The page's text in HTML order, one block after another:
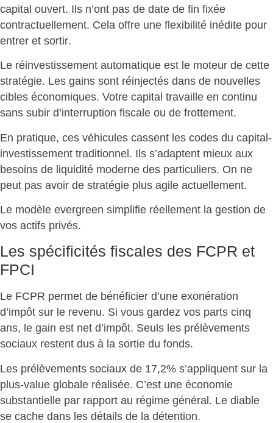
capital ouvert. Ils n’ont pas de date de fin fixée
contractuellement. Cela offre une flexibilité inédite pour
entrer et sortir.
Le réinvestissement automatique est le moteur de cette
stratégie. Les gains sont réinjectés dans de nouvelles
cibles économiques. Votre capital travaille en continu
sans subir d’interruption fiscale ou de frottement.
En pratique, ces véhicules cassent les codes du capital-
investissement traditionnel. Ils s’adaptent mieux aux
besoins de liquidité moderne des particuliers. On ne
peut pas avoir de stratégie plus agile actuellement.
Le modèle evergreen simplifie réellement la gestion de
vos actifs privés.
Les spécificités fiscales des FCPR et
FPCI
Le FCPR permet de bénéficier d’une exonération
d’impôt sur le revenu. Si vous gardez vos parts cinq
ans, le gain est net d’impôt. Seuls les prélèvements
sociaux restent dus à la sortie du fonds.
Les prélèvements sociaux de 17,2% s’appliquent sur la
plus-value globale réalisée. C’est une économie
substantielle par rapport au régime général. Le diable
se cache dans les détails de la détention.